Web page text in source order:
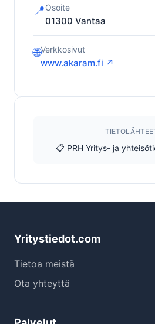
📍Osoite
01300 Vantaa
🌐Verkkosivut
www.akaram.fi ↗
📋 PRH Yritys- ja
Yritystiedot.com
Tietoa meistä
Ota yhteyttä